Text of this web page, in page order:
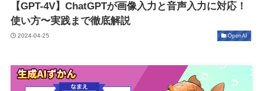
【GPT-4V】ChatGPTが画像入力と音声入力に対応！
使い方〜実践まで徹底解説
2024-04-25 OpenAI